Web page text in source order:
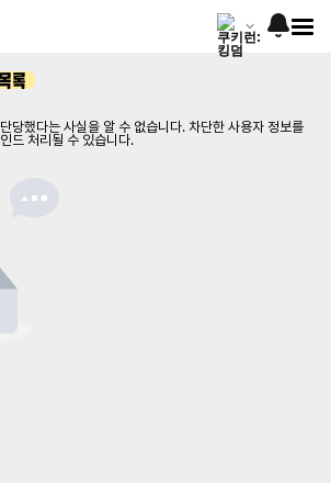
록
당했다는 사실을 알 수 없습니다. 차단한 사용자 정보를
드 처리될 수 있습니다.